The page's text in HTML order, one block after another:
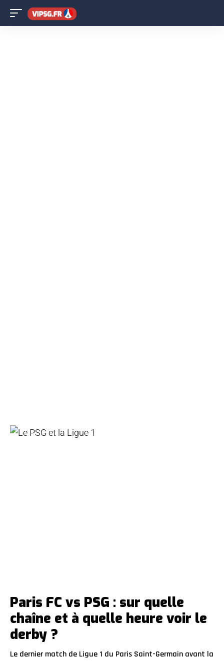
Paris FC vs PSG : sur quelle
chaîne et à quelle heure voir le
derby ?
Le dernier match de Ligue 1 du Paris Saint-Germain avant la